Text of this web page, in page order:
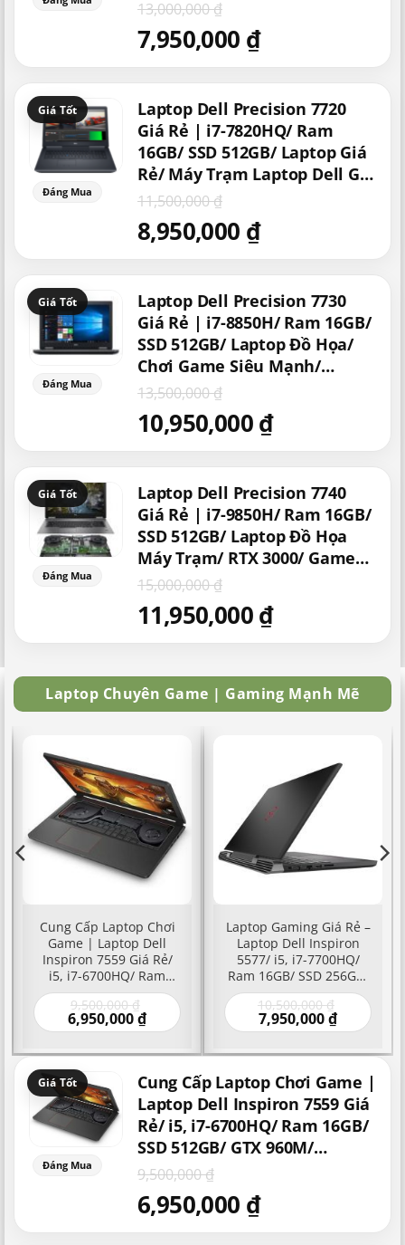
13,000,000₫
7,950,000 ₫
Laptop Dell Precision 7720
Giá Rẻ | i7-7820HQ/ Ram
16GB/ SSD 512GB/ Laptop Giá
Rẻ/ Máy Trạm Laptop Dell Giá
Rẻ/ Laptop Uy Tín
11,500,000₫
Giá
gốc
11,500,000 ₫.
8,950,000 ₫
Giá
hiện
8,950,000 ₫.
Laptop Dell Precision 7730
Giá Rẻ | i7-8850H/ Ram 16GB/
SSD 512GB/ Laptop Đồ Họa/
Chơi Game Siêu Mạnh/
Precision Cũ Giá Rẻ
13,500,000₫
Giá
gốc
13,500,000 ₫.
10,950,000₫
Giá
hiện
10,950,000 ₫.
Laptop Dell Precision 7740
Giá Rẻ | i7-9850H/ Ram 16GB/
SSD 512GB/ Laptop Đồ Họa
Máy Trạm/ RTX 3000/ Game
Gaming
15,000,000₫
Giá
gốc
15,000,000 ₫.
11,950,000₫
Giá
hiện
11,950,000 ₫.
Laptop Chuyên Game | Gaming Mạnh Mẽ
Cung Cấp Laptop Chơi
Game | Laptop Dell
Inspiron 7559 Giá Rẻ/
i5, i7-6700HQ/ Ram
16GB/ SSD 512GB/ GTX
960M/ Gaming Chơi
Game/ Máy Tính Xách
9,500,000₫
gốc
là:
6,950,000₫Giá
hiện
là:
Laptop Gaming Giá Rẻ –
Laptop Dell Inspiron
5577/ i5, i7-7700HQ/
Ram 16GB/ SSD 256GB/
GTX 1050 | Mua Bán
Laptop Chơi Game –
Laptop Game Giá Rẻ
10,500,000₫
là:
7,950,000₫Giá
hiện
là:
7,950,000
₫.
Cung Cấp Laptop Chơi Game |
Laptop Dell Inspiron 7559 Giá
Rẻ/ i5, i7-6700HQ/ Ram 16GB/
SSD 512GB/ GTX 960M/
Gaming Chơi Game/ Máy Tính
Xách Tay Laptop Gaming
9,500,000₫
Giá
gốc
9,500,000 ₫.
6,950,000 ₫
Giá
hiện
6,950,000 ₫.